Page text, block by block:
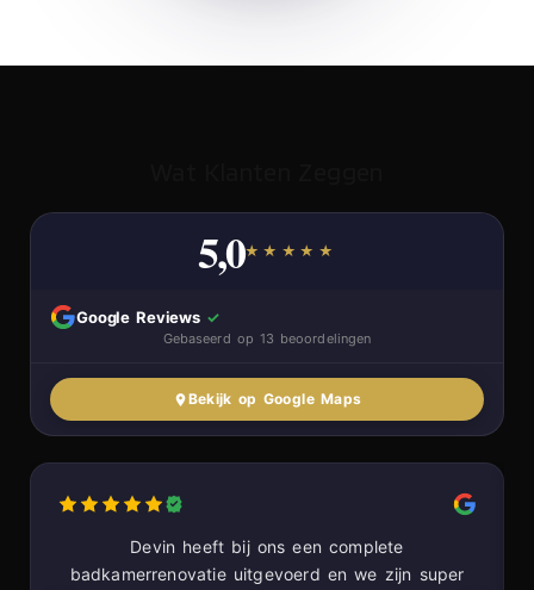
5,0★★★★★
Google Reviews ✓
Gebaseerd op 13 beoordelingen
Bekijk op Google Maps
Devin heeft bij ons een complete
badkamerrenovatie uitgevoerd en we zijn super